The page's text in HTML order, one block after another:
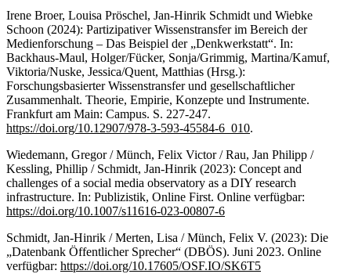
Irene Broer, Louisa Pröschel, Jan-Hinrik Schmidt und Wiebke
Schoon (2024): Partizipativer Wissenstransfer im Bereich der
Medienforschung – Das Beispiel der „Denkwerkstatt“. In:
Backhaus-Maul, Holger/Fücker, Sonja/Grimmig, Martina/Kamuf,
Viktoria/Nuske, Jessica/Quent, Matthias (Hrsg.):
Forschungsbasierter Wissenstransfer und gesellschaftlicher
Zusammenhalt. Theorie, Empirie, Konzepte und Instrumente.
Frankfurt am Main: Campus. S. 227-247.
https://doi.org/10.12907/978-3-593-45584-6_010.
Wiedemann, Gregor / Münch, Felix Victor / Rau, Jan Philipp /
Kessling, Phillip / Schmidt, Jan-Hinrik (2023): Concept and
challenges of a social media observatory as a DIY research
infrastructure. In: Publizistik, Online First. Online verfügbar:
https://doi.org/10.1007/s11616-023-00807-6
Schmidt, Jan-Hinrik / Merten, Lisa / Münch, Felix V. (2023): Die
„Datenbank Öffentlicher Sprecher“ (DBÖS). Juni 2023. Online
verfügbar: https://doi.org/10.17605/OSF.IO/SK6T5